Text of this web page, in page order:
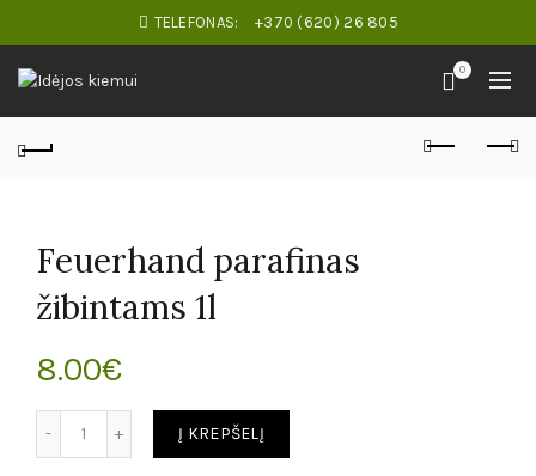
TELEFONAS: +370 (620) 26 805
0
Feuerhand parafinas
žibintams 1l
8.00€
Į KREPŠELĮ